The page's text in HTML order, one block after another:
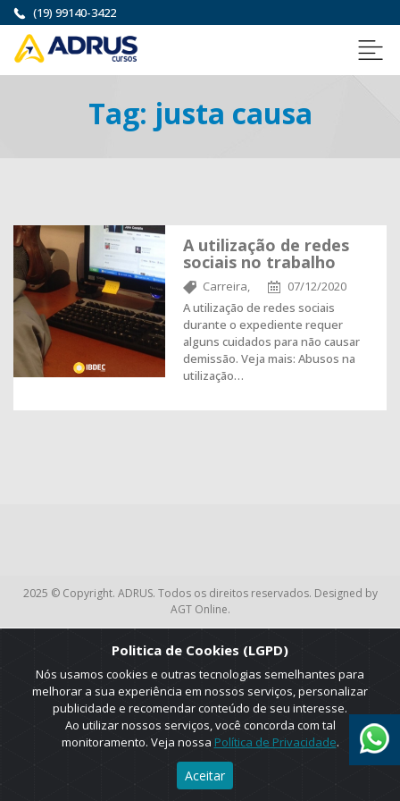
(19) 99140-3422
Tag: justa causa
A utilização de redes
sociais no trabalho
Carreira,
07/12/2020
A utilização de redes sociais
durante o expediente requer
alguns cuidados para não causar
demissão. Veja mais: Abusos na
utilização…
2025 © Copyright. ADRUS. Todos os direitos reservados. Designed by
AGT Online.
Politica de Cookies (LGPD)
Nós usamos cookies e outras tecnologias semelhantes para
melhorar a sua experiência em nossos serviços, personalizar
publicidade e recomendar conteúdo de seu interesse.
Ao utilizar nossos serviços, você concorda com tal
monitoramento. Veja nossa Política de Privacidade.
Aceitar